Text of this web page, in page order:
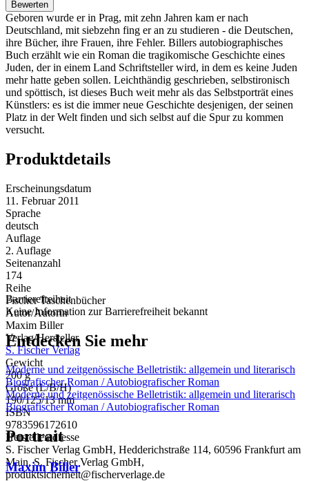
Bewerten
Geboren wurde er in Prag, mit zehn Jahren kam er nach
Deutschland, mit siebzehn fing er an zu studieren - die Deutschen,
ihre Bücher, ihre Frauen, ihre Fehler. Billers autobiographisches
Buch erzählt wie ein Roman die tragikomische Geschichte eines
Juden, der in einem Land Schriftsteller wird, in dem es keine Juden
mehr hatte geben sollen. Leichthändig geschrieben, selbstironisch
und spöttisch, ist dieses Buch weit mehr als das Selbstporträt eines
Künstlers: es ist die immer neue Geschichte desjenigen, der seinen
Platz in der Welt finden und sich selbst auf die Spur zu kommen
versucht.
Produktdetails
Erscheinungsdatum
11. Februar 2011
Sprache
deutsch
Auflage
2. Auflage
Seitenanzahl
174
Reihe
Fischer Taschenbücher
Autor/Autorin
Maxim Biller
Verlag/Hersteller
S. Fischer Verlag
Gewicht
200 g
Größe (L/B/H)
190/125/13 mm
ISBN
9783596172610
Herstelleradresse
S. Fischer Verlag GmbH, Hedderichstraße 114, 60596 Frankfurt am
Main, S. Fischer Verlag GmbH,
produktsicherheit@fischerverlage.de
Barrierefreiheit
Keine Information zur Barrierefreiheit bekannt
Entdecken Sie mehr
Moderne und zeitgenössische Belletristik: allgemein und literarisch
Biografischer Roman / Autobiografischer Roman
Moderne und zeitgenössische Belletristik: allgemein und literarisch
Biografischer Roman / Autobiografischer Roman
Portrait
Maxim Biller